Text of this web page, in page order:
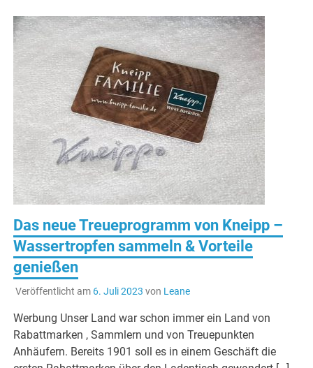
Das neue Treueprogramm von Kneipp –
Wassertropfen sammeln & Vorteile
genießen
Veröffentlicht am 6. Juli 2023 von Leane
Werbung Unser Land war schon immer ein Land von
Rabattmarken , Sammlern und von Treuepunkten
Anhäufern. Bereits 1901 soll es in einem Geschäft die